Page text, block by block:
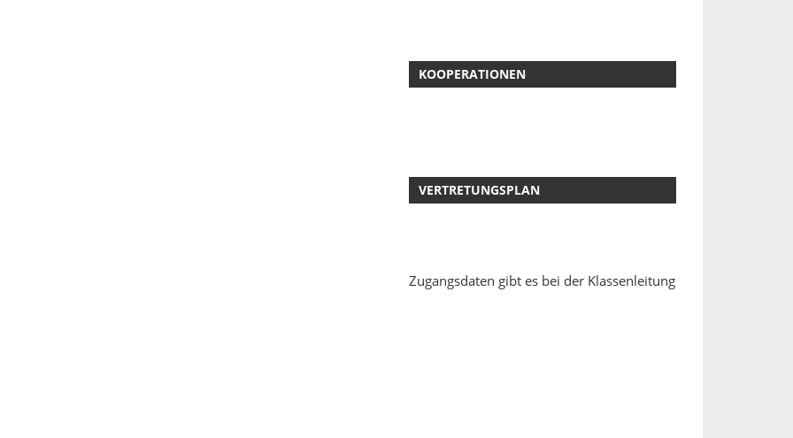
KOOPERATIONEN
VERTRETUNGSPLAN
Zugangsdaten gibt es bei der Klassenleitung